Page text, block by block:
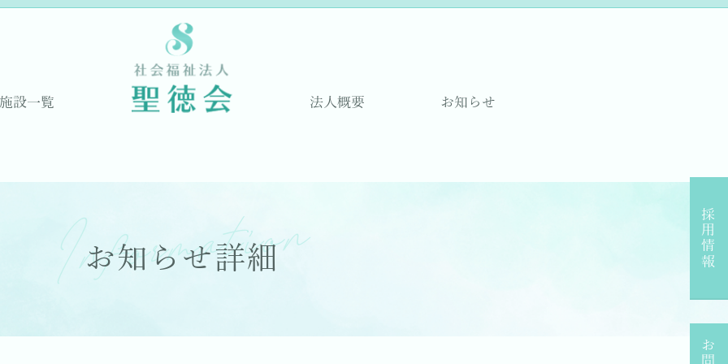
施設一覧 法人概要 お知らせ
採用情報
お知らせ詳細
Information